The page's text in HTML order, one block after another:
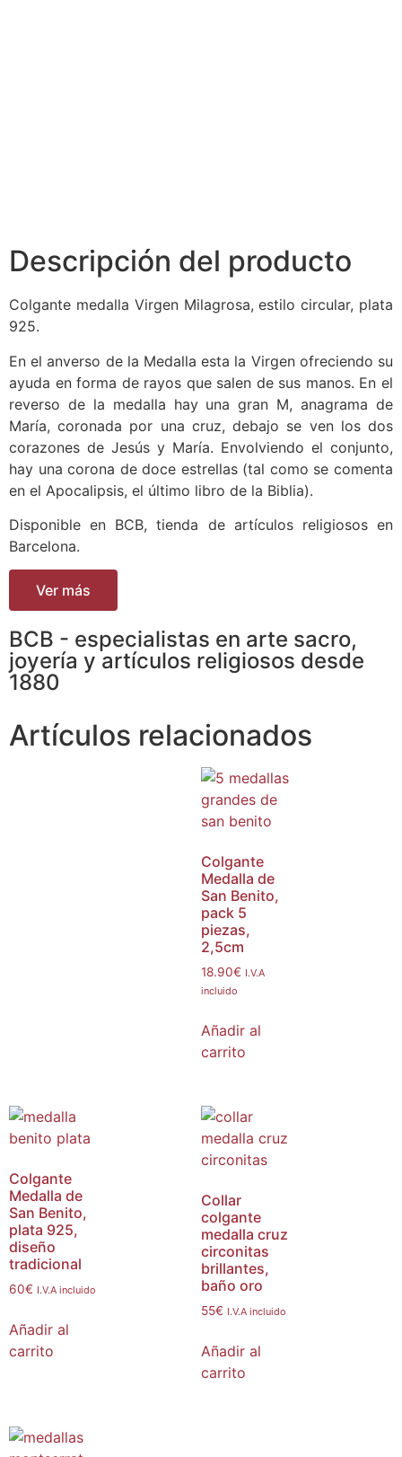
Descripción del producto
Colgante medalla Virgen Milagrosa, estilo circular, plata
925.
En el anverso de la Medalla esta la Virgen ofreciendo su
ayuda en forma de rayos que salen de sus manos. En el
reverso de la medalla hay una gran M, anagrama de
María, coronada por una cruz, debajo se ven los dos
corazones de Jesús y María. Envolviendo el conjunto,
hay una corona de doce estrellas (tal como se comenta
en el Apocalipsis, el último libro de la Biblia).
Disponible en BCB, tienda de artículos religiosos en
Barcelona.
Ver más
BCB - especialistas en arte sacro,
joyería y artículos religiosos desde
1880
Artículos relacionados
Colgante
Medalla de
San Benito,
pack 5
piezas,
2,5cm
18.90€ I.V.A
incluido
Añadir al
carrito
Colgante
Medalla de
San Benito,
plata 925,
diseño
tradicional
60€ I.V.A incluido
Añadir al
carrito
Collar
colgante
medalla cruz
circonitas
brillantes,
baño oro
55€ I.V.A incluido
Añadir al
carrito